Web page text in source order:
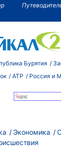
Бурятия
АТР Россия и
Экономика